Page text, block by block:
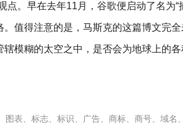
。早在去年11月，谷歌便启动了名为“
值得注意的是，马斯克的这篇博文完
模糊的太空之中，是否会为地球上的
表、标志、标识、广告、商标、商号、域名